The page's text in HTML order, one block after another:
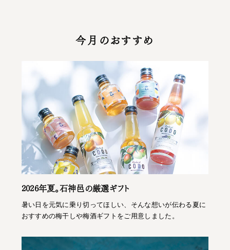
今月のおすすめ
2026年夏。石神邑の厳選ギフト
暑い日を元気に乗り切ってほしい、そんな想いが伝わる夏に
おすすめの梅干しや梅酒ギフトをご用意しました。